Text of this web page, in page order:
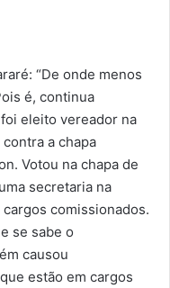
“De onde menos
é, continua
eleito vereador na
a chapa
Votou na chapa de
secretaria na
comissionados.
se sabe o
causou
estão em cargos